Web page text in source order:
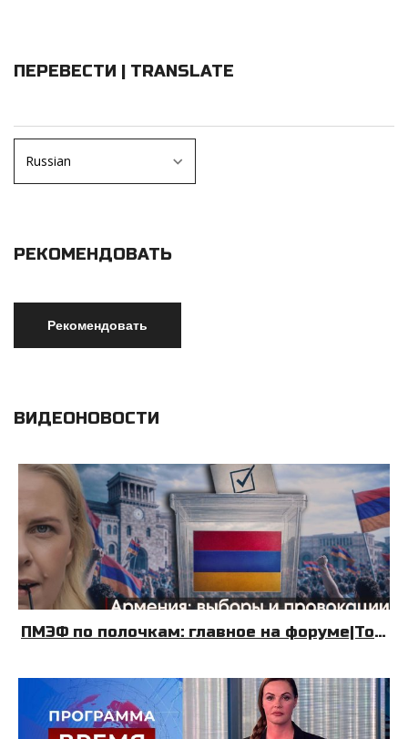
ПЕРЕВЕСТИ | TRANSLATE
РЕКОМЕНДОВАТЬ
ВИДЕОНОВОСТИ
ПМЭФ по полочкам: главное на форуме|Топливный Крым| Армения: выборы и провокации|08.06.26|УДНБ